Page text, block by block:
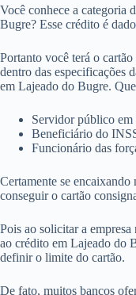
Você conhece a categoria
Bugre? Esse crédito é
Portanto você terá o
dentro das especificações
em Lajeado do Bugre.
Servidor público
Beneficiário do
Funcionário das
Certamente se
conseguir o cartão
Pois ao solicitar a
ao crédito em Lajeado do
definir o limite do cartão.
De fato, muitos bancos